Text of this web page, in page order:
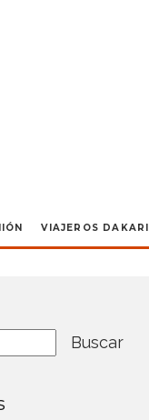
VIAJEROS DAKARI
Buscar